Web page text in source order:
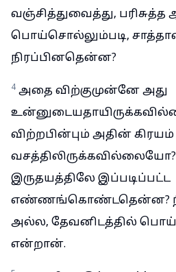
வஞ்சித்துவைத்து, பரிசுத்த
பொய்சொல்லும்படி,
நிரப்பினதென்ன?
4 அதை விற்குமுன்னே அது
விற்றபின்பும் அதின்
இருதயத்திலே இப்படிப்பட்ட
எண்ணங்கொண்டதென்ன? நீ
அல்ல, தேவனிடத்தில்
என்றான்.